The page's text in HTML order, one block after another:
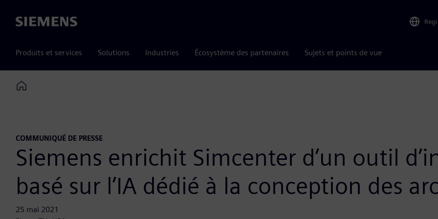
Siemens
Produits et services Solutions Industries Écosystème des partenaires Sujets et points de vue
Home
COMMUNIQUÉ DE PRESSE
Siemens enrichit Simcenter d’un outil
basé sur l’IA dédié à la conception des
25 mai 2021